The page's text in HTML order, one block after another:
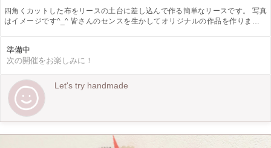
四角くカットした布をリースの土台に差し込んで作る簡単なリースです。 写真
はイメージです^_^ 皆さんのセンスを生かしてオリジナルの作品を作りましょ
準備中
次の開催をお楽しみに！
Let's try handmade